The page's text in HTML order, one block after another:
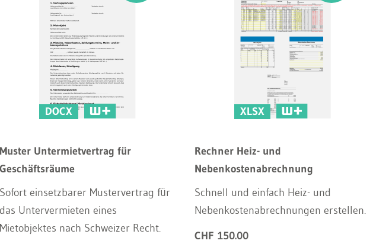
DOCX
Muster Untermietvertrag für
Geschäftsräume
Sofort einsetzbarer Mustervertrag für
das Untervermieten eines
Mietobjektes nach Schweizer Recht.
XLSX
Rechner Heiz- und
Nebenkostenabrechnung
Schnell und einfach Heiz- und
Nebenkostenabrechnungen erstellen.
CHF 150.00